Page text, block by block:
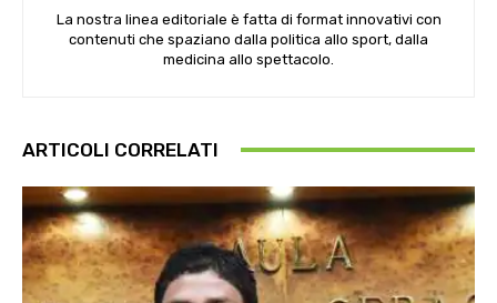
La nostra linea editoriale è fatta di format innovativi con
contenuti che spaziano dalla politica allo sport, dalla
medicina allo spettacolo.
ARTICOLI CORRELATI